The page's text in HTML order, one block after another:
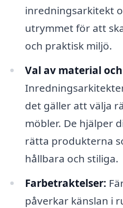
inredningsarkitekt
utrymmet för att
och praktisk miljö.
Val av material
det gäller att välja
möbler. De hjälper
rätta produkterna
hållbara och stiliga.
Farbetraktelser:
påverkar känslan i